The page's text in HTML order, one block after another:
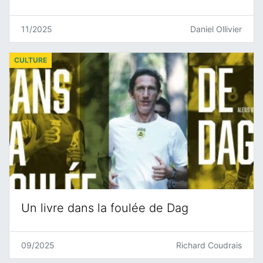
11/2025 Daniel Ollivier
Un livre dans la foulée de Dag
CULTURE
09/2025 Richard Coudrais